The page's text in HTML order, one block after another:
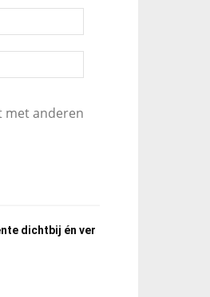
met anderen
dichtbij én ver